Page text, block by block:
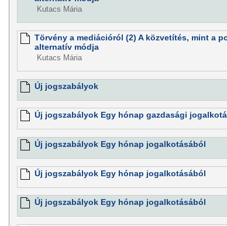
Kutacs Mária
Törvény a mediációról (2) A közvetítés, mint a
alternatív módja
Kutacs Mária
Új jogszabályok
Új jogszabályok Egy hónap gazdasági
Új jogszabályok Egy hónap jogalkotásából
Új jogszabályok Egy hónap jogalkotásából
Új jogszabályok Egy hónap jogalkotásából